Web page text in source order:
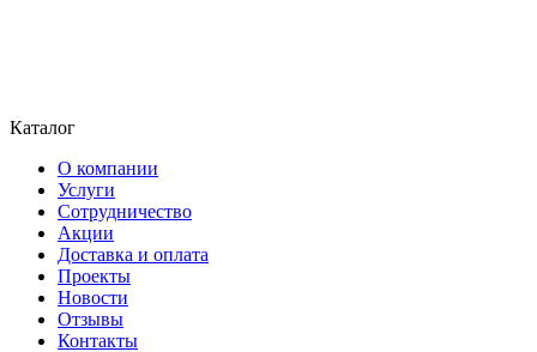
Каталог
О компании
Услуги
Сотрудничество
Акции
Доставка и оплата
Проекты
Новости
Отзывы
Контакты